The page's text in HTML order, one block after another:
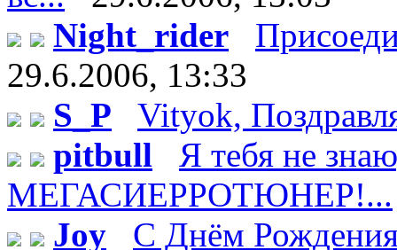
Night_rider
29.6.2006, 13:33
S_P
Vityok,
pitbull
Я тебя не
МЕГАСИЕРРОТЮНЕР!...
Joy
С Днём